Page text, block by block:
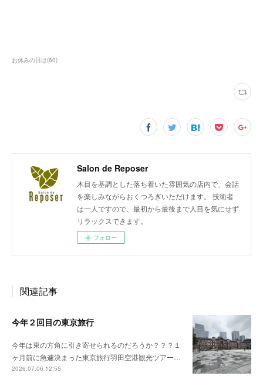
お休みの日は(60)
Salon de Reposer
木目を基調とした落ち着いた雰囲気の店内で、会話
を楽しみながらおくつろぎいただけます。 技術者
は一人ですので、最初から最後まで人目を気にせず
リラックスできます。
フォロー
関連記事
今年２回目の東京旅行
今年は東の方角に引き寄せられるのだろうか？？？１
ヶ月前に急遽決まった東京旅行羽田空港観光ツアー…
2026.07.06 12:55